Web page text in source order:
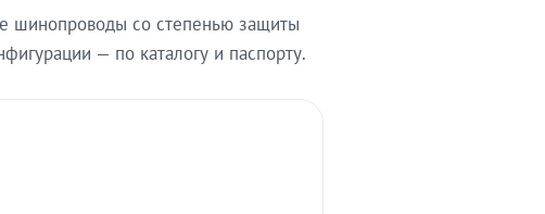
шинопроводы со степенью защиты
— по каталогу и паспорту.